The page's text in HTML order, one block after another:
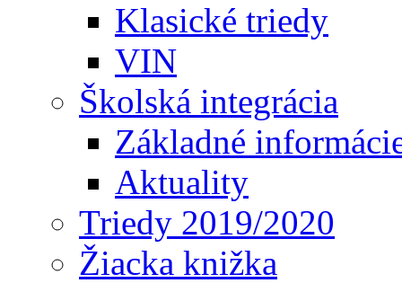
Klasické triedy
VIN
Školská integrácia
Základné
Aktuality
Triedy 2019/2020
Žiacka knižka